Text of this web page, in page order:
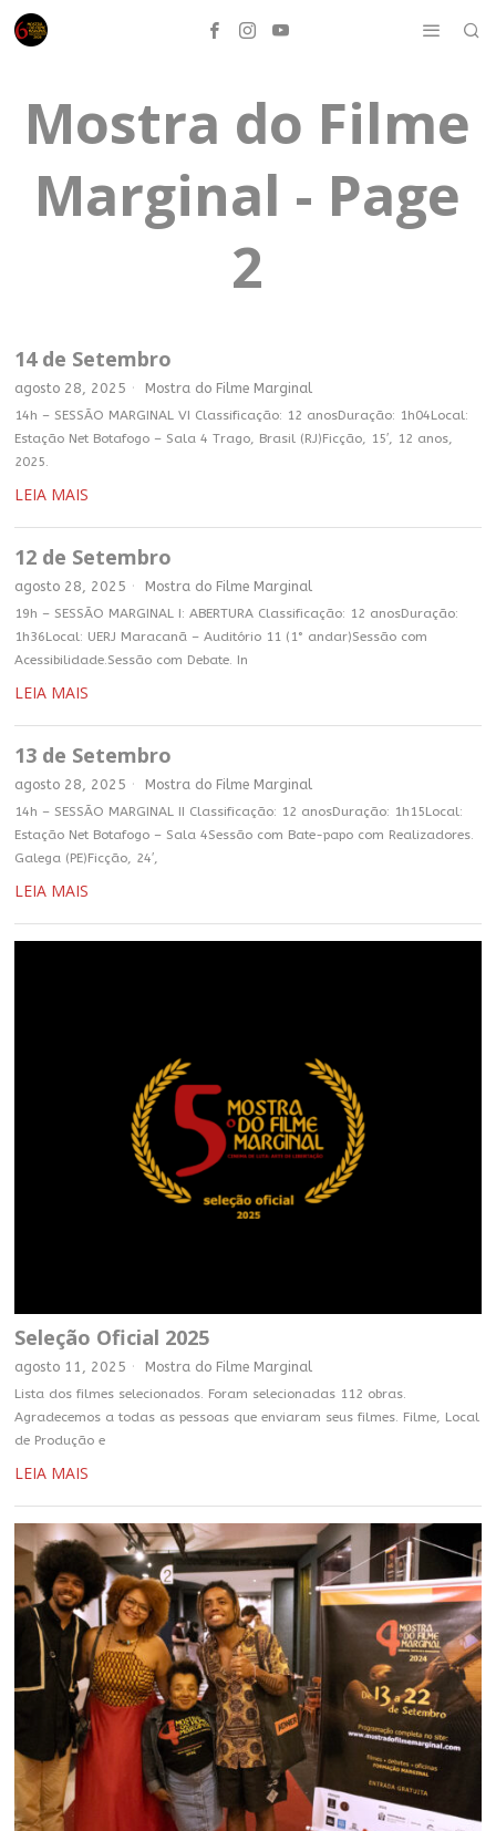
Mostra do Filme
Marginal - Page
2
14 de Setembro
agosto 28, 2025 Mostra do Filme Marginal
14h – SESSÃO MARGINAL VI Classificação: 12 anosDuração: 1h04Local:
Estação Net Botafogo – Sala 4 Trago, Brasil (RJ)Ficção, 15′, 12 anos,
2025.
LEIA MAIS
12 de Setembro
agosto 28, 2025 Mostra do Filme Marginal
19h – SESSÃO MARGINAL I: ABERTURA Classificação: 12 anosDuração:
1h36Local: UERJ Maracanã – Auditório 11 (1° andar)Sessão com
Acessibilidade.Sessão com Debate. In
LEIA MAIS
13 de Setembro
agosto 28, 2025 Mostra do Filme Marginal
14h – SESSÃO MARGINAL II Classificação: 12 anosDuração: 1h15Local:
Estação Net Botafogo – Sala 4Sessão com Bate-papo com Realizadores.
Galega (PE)Ficção, 24′,
LEIA MAIS
Seleção Oficial 2025
agosto 11, 2025 Mostra do Filme Marginal
Lista dos filmes selecionados. Foram selecionadas 112 obras.
Agradecemos a todas as pessoas que enviaram seus filmes. Filme, Local
de Produção e
LEIA MAIS